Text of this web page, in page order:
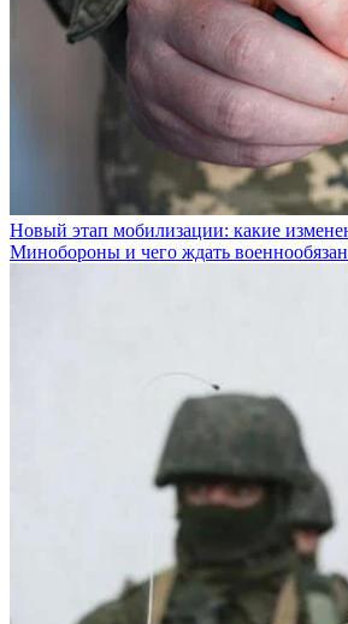
Новый этап мобилизации: какие
Минобороны и чего ждать